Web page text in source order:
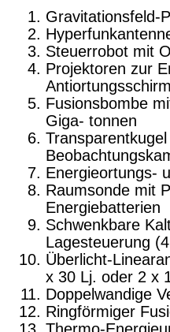
Gravitationsfeld-
Steuerrobot mit
Projektoren zur
Fusionsbombe
Giga- tonnen
Energieortungs-
Raumsonde mit
Energiebatte­rien
Schwenkbare
Lagesteuerung
Überlicht-
x 30 Lj. oder 2 x
Doppelwandige
Ringförmiger